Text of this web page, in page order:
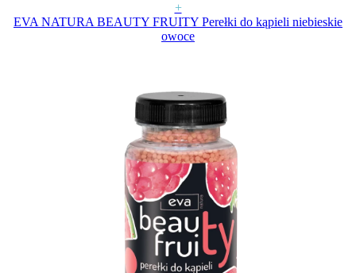
+
EVA NATURA BEAUTY FRUITY Perełki do kąpieli niebieskie
owoce